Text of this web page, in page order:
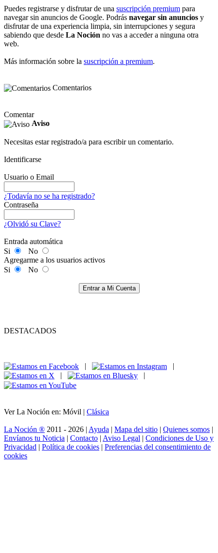
Puedes registrarse y disfrutar de una suscripción premium para
navegar sin anuncios de Google. Podrás navegar sin anuncios y
disfrutar de una experiencia limpia, sin interrupciones y segura
sabiendo que desde La Noción no vas a acceder a ninguna otra
web.
Más información sobre la suscripción a premium.
Comentarios
Comentar
Aviso
Necesitas estar registrado/a para escribir un comentario.
Identificarse
Usuario o Email
¿Todavía no se ha registrado?
Contraseña
¿Olvidó su Clave?
Entrada automática
Si
No
Agregarme a los usuarios activos
Si
No
Entrar a Mi Cuenta
DESTACADOS
|
|
|
|
Ver La Noción en: Móvil | Clásica
La Noción ® 2011 - 2026 | Ayuda | Mapa del sitio | Quienes somos |
Envíanos tu Noticia | Contacto | Aviso Legal | Condiciones de Uso y
Privacidad | Política de cookies | Preferencias del consentimiento de
cookies